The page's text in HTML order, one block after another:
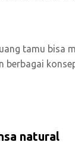
tamu bisa
natural